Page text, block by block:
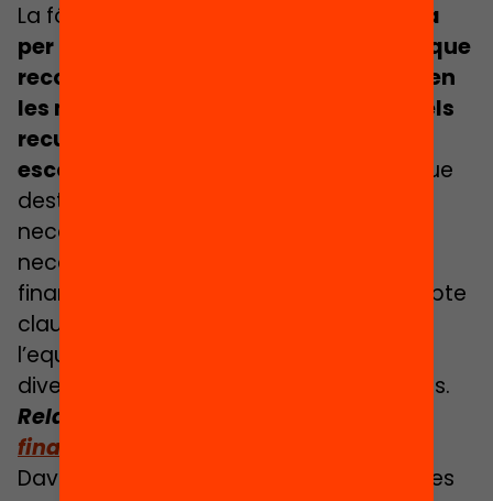
La fórmula de l’equitat és
una proposta
per a un nou sistema de repartiment que
reconegui que no tots els centres tenen
les mateixes necessitats i que ajusti els
recursos a la complexitat de cada
escola o institut.
És a dir, un sistema que
destini més a aquells centres que
necessiten més. Així, plantegem una
necessària reformulació del sistema de
finançament que doni resposta a un repte
clau per al sistema educatiu: millorar
l’equitat del sistema en funció de la
diversitat de les necessitats dels centres.
Relacionat:
finançament per fórmula, explicat
Davant el previsible empitjorament de les